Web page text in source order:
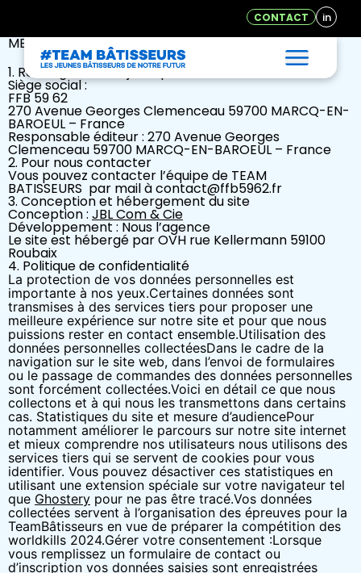
CONTACT in
MENTIONS LÉGALES
1. Renseignements juridiques
Siège social :
FFB 59 62
270 Avenue Georges Clemenceau 59700 MARCQ-EN-
BAROEUL – France
Responsable éditeur : 270 Avenue Georges
Clemenceau 59700 MARCQ-EN-BAROEUL – France
2. Pour nous contacter
Vous pouvez contacter l’équipe de TEAM
BATISSEURS par mail à contact@ffb5962.fr
3. Conception et hébergement du site
Conception : JBL Com & Cie
Développement : Nous l’agence
Le site est hébergé par OVH rue Kellermann 59100
Roubaix
4. Politique de confidentialité
La protection de vos données personnelles est
importante à nos yeux.Certaines données sont
transmises à des services tiers pour proposer une
meilleure expérience sur notre site et pour que nous
puissions rester en contact ensemble.Utilisation des
données personnelles collectéesDans le cadre de la
navigation sur le site web, dans l’envoi de formulaires
ou le passage de commandes des données personnelles
sont forcément collectées.Voici en détail ce que nous
collectons et à qui nous les transmettons dans certains
cas. Statistiques du site et mesure d’audiencePour
notamment améliorer le parcours sur notre site internet
et mieux comprendre nos utilisateurs nous utilisons des
services tiers qui se servent de cookies pour vous
identifier. Vous pouvez désactiver ces statistiques en
utilisant une extension spéciale sur votre navigateur tel
que Ghostery pour ne pas être tracé.Vos données
collectées servent à l’organisation des épreuves pour la
TeamBâtisseurs en vue de préparer la compétition des
worldkills 2024.Gérer votre consentement :Lorsque
vous remplissez un formulaire de contact ou
d’inscription vos données saisies sont enregistrées